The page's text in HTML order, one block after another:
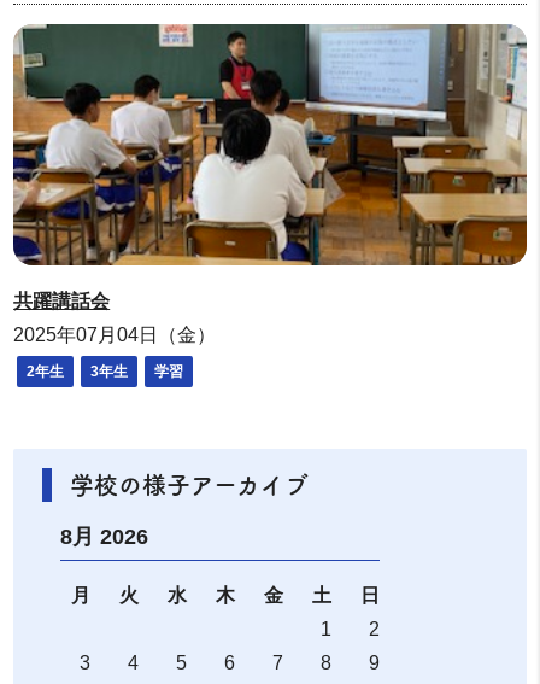
共躍講話会
2025年07月04日（金）
2年生 3年生 学習
学校の様子アーカイブ
8月 2026
月 火 水 木 金 土
日
1
2
3
4 5 6 7 8
9